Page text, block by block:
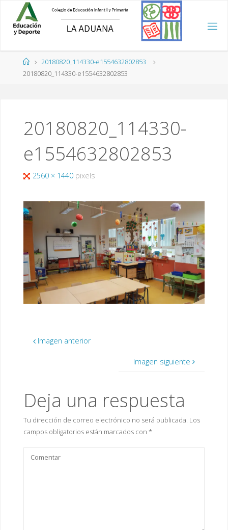
contenido
Página
de
20180820_114330-e1554632802853
20180820_114330-e1554632802853
20180820_114330-
e1554632802853
Tamaño
2560 × 1440 pixels
Imagen anterior
Imagen siguiente
Deja una respuesta
Tu dirección de correo electrónico no será publicada. Los
campos obligatorios están marcados con *